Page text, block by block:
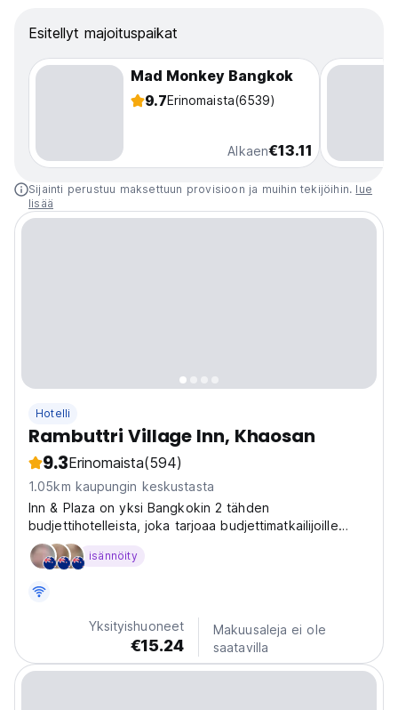
Esitellyt majoituspaikat
Mad Monkey Bangkok
9.7Erinomaista(6539)
Alkaen€13.11
Sijainti perustuu maksettuun provisioon ja muihin tekijöihin. lue
lisää
Hotelli
Rambuttri Village Inn, Khaosan
9.3Erinomaista(594)
1.05km kaupungin keskustasta
Inn & Plaza on yksi Bangkokin 2 tähden
budjettihotelleista, joka tarjoaa budjettimatkailijoille
mukavan Bangkok-majoituksen kohtuulliseen hintaan.
isännöity
Yksityishuoneet
€15.24
Makuusaleja ei ole
saatavilla